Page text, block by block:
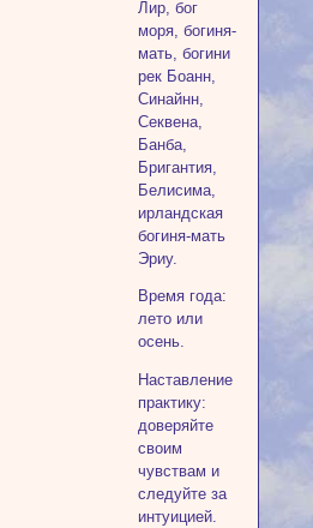
Лир, бог
моря, богиня-
мать, богини
рек Боанн,
Синайнн,
Секвена,
Банба,
Бригантия,
Белисима,
ирландская
богиня-мать
Эриу.
Время года:
лето или
осень.
Наставление
практику:
доверяйте
своим
чувствам и
следуйте за
интуицией.